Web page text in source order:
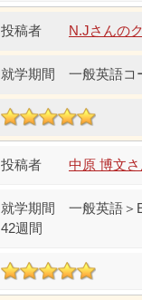
N.Jさんの
一般英語コ
中原 博文
一般英語＞
42週間